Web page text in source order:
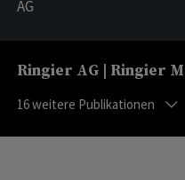
AG
Ringier AG | Ringier
16weitere Publikationen